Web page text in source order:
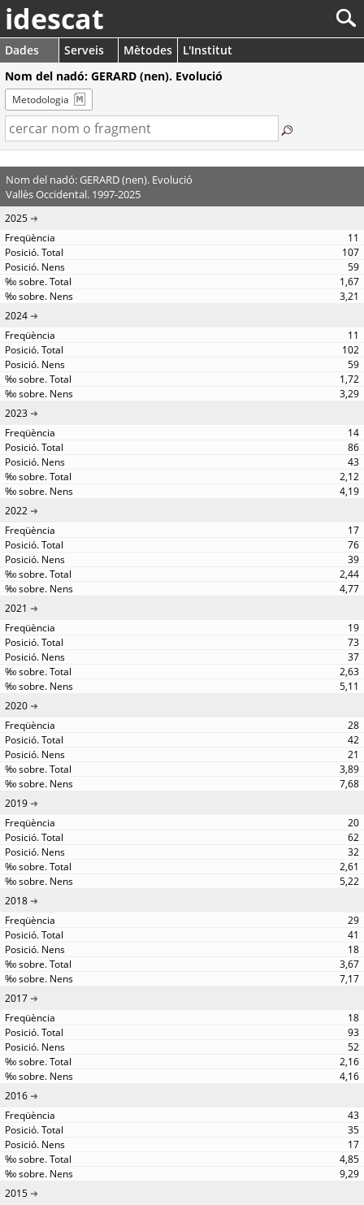
idescat
Dades Serveis Mètodes
L'Institut
Nom del nadó: GERARD (nen). Evolució
Metodologia
Nom del nadó: GERARD (nen). Evolució
Vallès Occidental. 1997-2025
2025
11
107
59
1,67
3,21
2024
11
102
59
1,72
3,29
2023
14
86
43
2,12
4,19
2022
17
76
39
2,44
4,77
2021
19
73
37
2,63
5,11
2020
28
42
21
3,89
7,68
2019
20
62
32
2,61
5,22
2018
29
41
18
3,67
7,17
2017
18
93
52
2,16
4,16
2016
43
35
17
4,85
9,29
2015